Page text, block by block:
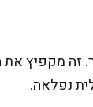
זה מקפיץ
נפלאה.